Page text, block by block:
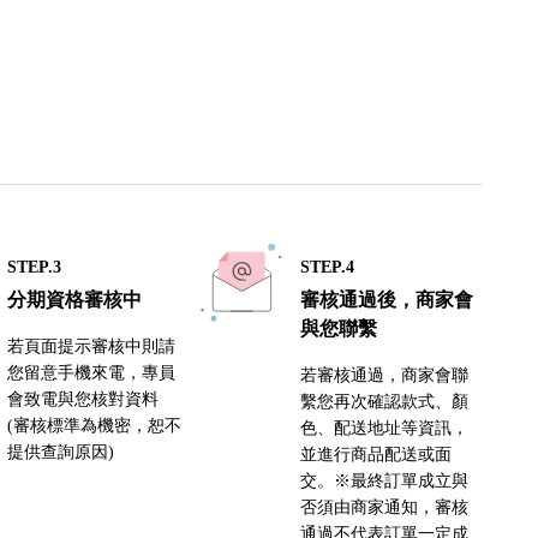
STEP.3
分期資格審核中
若頁面提示審核中則請
您留意手機來電，專員
會致電與您核對資料
(審核標準為機密，恕不
提供查詢原因)
STEP.4
審核通過後，商家會
與您聯繫
若審核通過，商家會聯
繫您再次確認款式、顏
色、配送地址等資訊，
並進行商品配送或面
交。※最終訂單成立與
否須由商家通知，審核
通過不代表訂單一定成